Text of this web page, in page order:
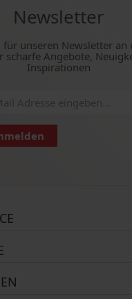
Newsletter
für unseren Newsletter an
scharfe Angebote,
Inspirationen
Reklamationsrecht